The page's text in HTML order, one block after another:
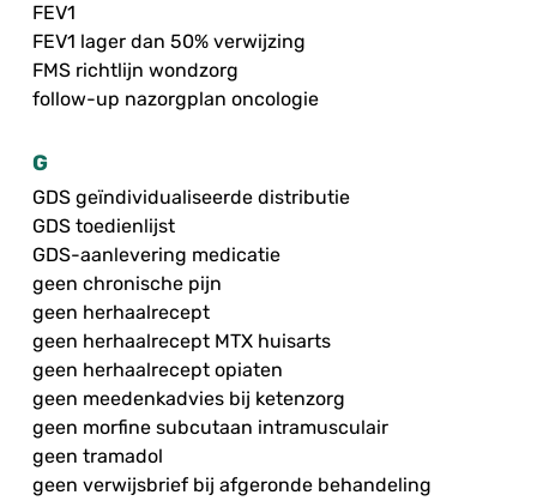
FEV1
FEV1 lager dan 50% verwijzing
FMS richtlijn wondzorg
follow-up nazorgplan oncologie
G
GDS geïndividualiseerde distributie
GDS toedienlijst
GDS-aanlevering medicatie
geen chronische pijn
geen herhaalrecept
geen herhaalrecept MTX huisarts
geen herhaalrecept opiaten
geen meedenkadvies bij ketenzorg
geen morfine subcutaan intramusculair
geen tramadol
geen verwijsbrief bij afgeronde behandeling